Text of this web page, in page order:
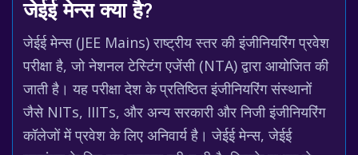
जेईई मेन्स क्या है?
जेईई मेन्स (JEE Mains) राष्ट्रीय स्तर की इंजीनियरिंग प्रवेश
परीक्षा है, जो नेशनल टेस्टिंग एजेंसी (NTA) द्वारा आयोजित की
जाती है। यह परीक्षा देश के प्रतिष्ठित इंजीनियरिंग संस्थानों
जैसे NITs, IIITs, और अन्य सरकारी और निजी इंजीनियरिंग
कॉलेजों में प्रवेश के लिए अनिवार्य है। जेईई मेन्स, जेईई